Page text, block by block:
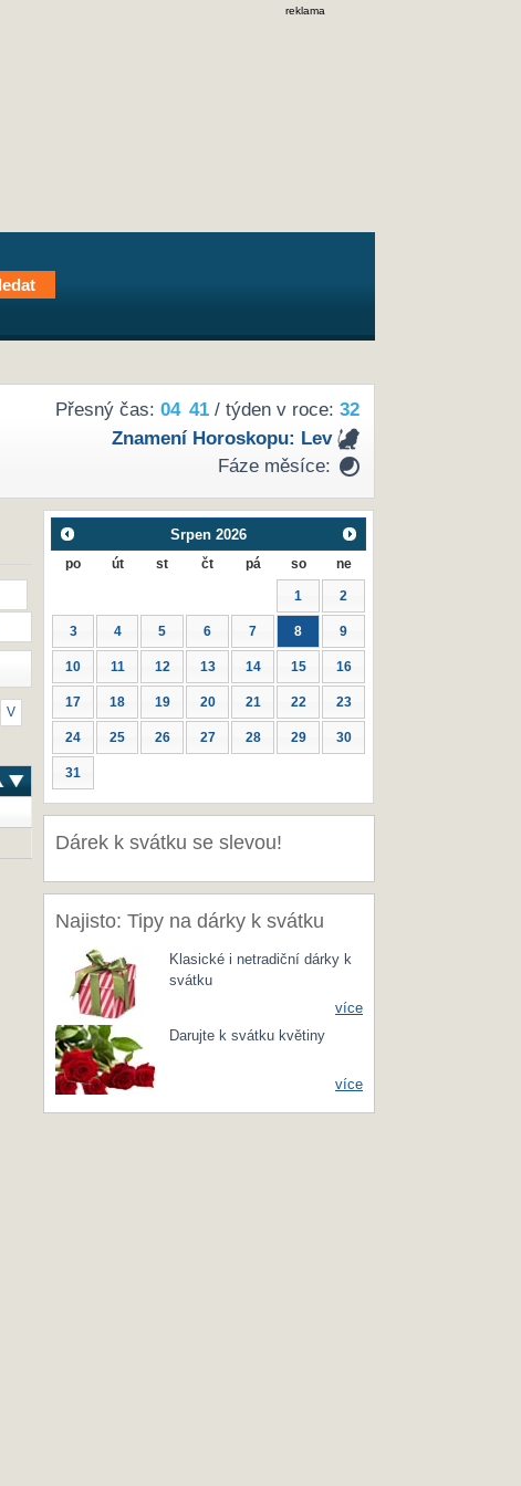
reklama
Přesný čas: 04 41/ týden v roce: 32
Znamení Horoskopu: Lev
Fáze měsíce:
V
Srpen 2026
po út st čt pá so ne
1 2
3 4 5 6 7 8 9
10 11 12 13 14 15 16
17 18 19 20 21 22 23
24 25 26 27 28 29 30
31
Dárek k svátku se slevou!
Najisto: Tipy na dárky k svátku
Klasické i netradiční dárky k
svátku
více
Darujte k svátku květiny
více